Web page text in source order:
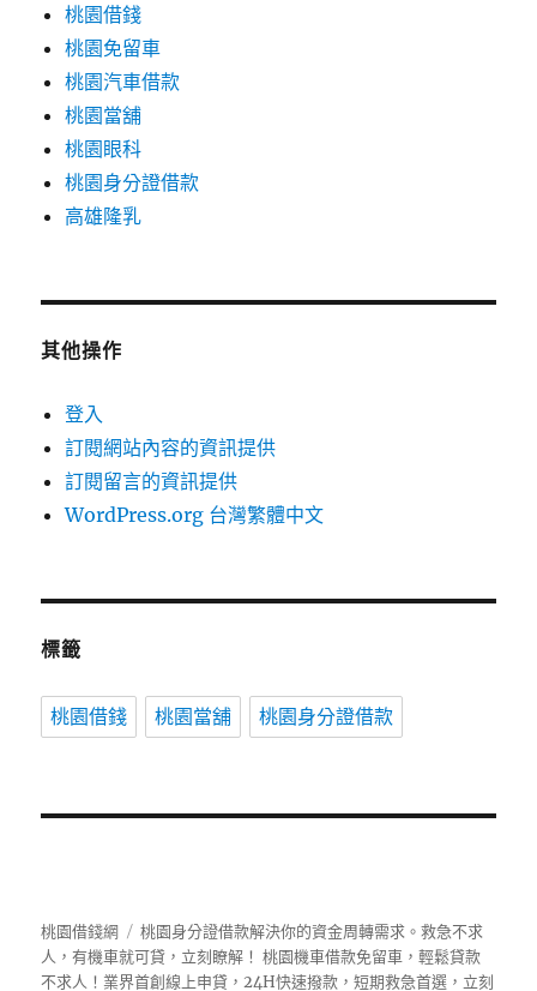
桃園借錢
桃園免留車
桃園汽車借款
桃園當舖
桃園眼科
桃園身分證借款
高雄隆乳
其他操作
登入
訂閱網站內容的資訊提供
訂閱留言的資訊提供
WordPress.org 台灣繁體中文
標籤
桃園借錢 桃園當舖 桃園身分證借款
桃園借錢網
桃園身分證借款解決你的資金周轉需求。救急不求
人，有機車就可貸，立刻瞭解！ 桃園機車借款免留車，輕鬆貸款
不求人！業界首創線上申貸，24H快速撥款，短期救急首選，立刻